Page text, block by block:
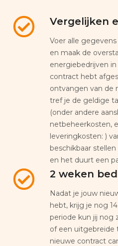
Vergelijken
Voer alle
en maak de
energiebedrijven
contract hebt
ontvangen van de
tref je de geldige
(onder andere
netbeheerkosten,
leveringkosten: )
beschikbaar
en het duurt een
2 weken
Nadat je jouw
hebt, krijg je nog
periode kun jij nog
of een
nieuwe contract